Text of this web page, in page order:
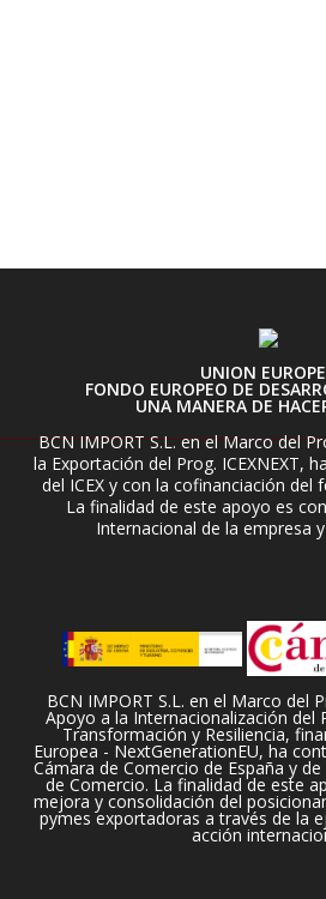
UNION
FONDO EUROPEO DE
UNA MANERA DE
BCN IMPORT S.L. en el Marco del
la Exportación del Prog. ICEXNEXT,
del ICEX y con la cofinanciación del
La finalidad de este apoyo es
Internacional de la empresa
BCN IMPORT S.L. en el Marco del
Apoyo a la Internacionalización del
Transformación y Resiliencia,
Europea - NextGenerationEU, ha
Cámara de Comercio de España y
de Comercio. La finalidad de este
mejora y consolidación del
pymes exportadoras a través de la
acción